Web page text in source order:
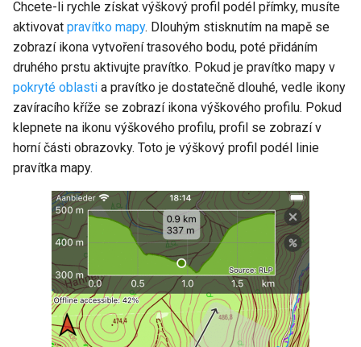
Chcete-li rychle získat výškový profil podél přímky, musíte
aktivovat pravítko mapy. Dlouhým stisknutím na mapě se
zobrazí ikona vytvoření trasového bodu, poté přidáním
druhého prstu aktivujte pravítko. Pokud je pravítko mapy v
pokryté oblasti a pravítko je dostatečně dlouhé, vedle ikony
zavíracího kříže se zobrazí ikona výškového profilu. Pokud
klepnete na ikonu výškového profilu, profil se zobrazí v
horní části obrazovky. Toto je výškový profil podél linie
pravítka mapy.